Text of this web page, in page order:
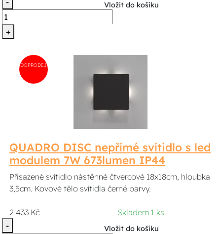
+
Vložit do košíku
DOPRODEJ
QUADRO DISC nepřímé svítidlo s led
modulem 7W 673lumen IP44
Přisazené svítidlo nástěnné čtvercové 18x18cm, hloubka
3,5cm. Kovové tělo svítidla černé barvy.
2 433 Kč
Skladem 1 ks
-
Vložit do košíku